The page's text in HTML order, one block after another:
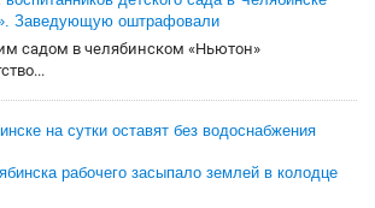
Заведующую оштрафовали
садом в челябинском «Ньютон»
на сутки оставят без водоснабжения
рабочего засыпало землей в колодце